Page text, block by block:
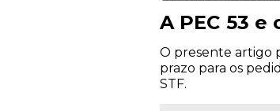
A PEC 53 e
O presente artigo
prazo para os
STF.